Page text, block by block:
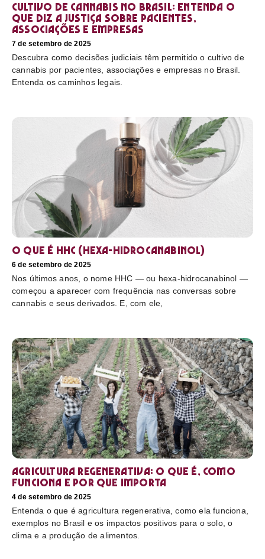
Cultivo de cannabis no Brasil: entenda o
que diz a Justiça sobre pacientes,
associações e empresas
7 de setembro de 2025
Descubra como decisões judiciais têm permitido o cultivo de
cannabis por pacientes, associações e empresas no Brasil.
Entenda os caminhos legais.
O que é HHC (hexa-hidrocanabinol)
6 de setembro de 2025
Nos últimos anos, o nome HHC — ou hexa-hidrocanabinol —
começou a aparecer com frequência nas conversas sobre
cannabis e seus derivados. E, com ele,
Agricultura regenerativa: o que é, como
funciona e por que importa
4 de setembro de 2025
Entenda o que é agricultura regenerativa, como ela funciona,
exemplos no Brasil e os impactos positivos para o solo, o
clima e a produção de alimentos.